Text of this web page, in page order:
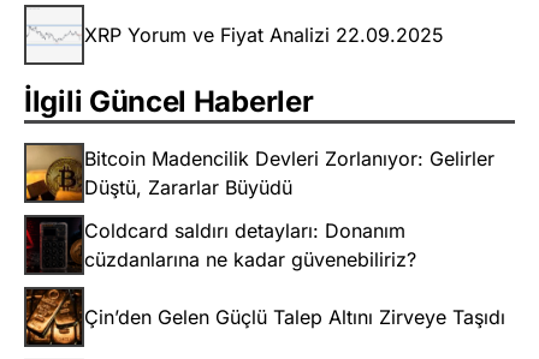
XRP Yorum ve Fiyat Analizi 22.09.2025
İlgili Güncel Haberler
Bitcoin Madencilik Devleri Zorlanıyor: Gelirler
Düştü, Zararlar Büyüdü
Coldcard saldırı detayları: Donanım
cüzdanlarına ne kadar güvenebiliriz?
Çin’den Gelen Güçlü Talep Altını Zirveye Taşıdı